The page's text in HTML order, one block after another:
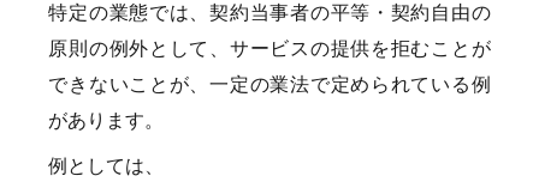
特定の業態では、契約当事者の平等・契約自由の
原則の例外として、サービスの提供を拒むことが
できないことが、一定の業法で定められている例
があります。
例としては、